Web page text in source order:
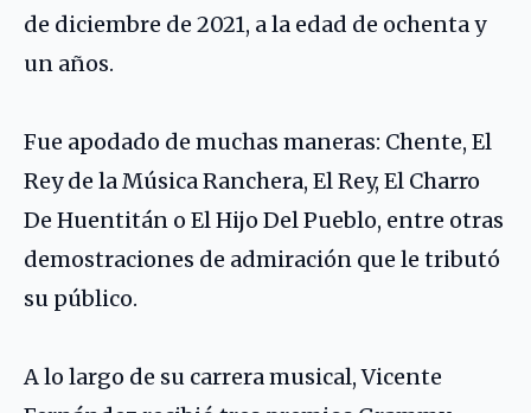
de diciembre de 2021, a la edad de ochenta y
un años.
Fue apodado de muchas maneras: Chente, El
Rey de la Música Ranchera, El Rey, El Charro
De Huentitán o El Hijo Del Pueblo, entre otras
demostraciones de admiración que le tributó
su público.
A lo largo de su carrera musical, Vicente